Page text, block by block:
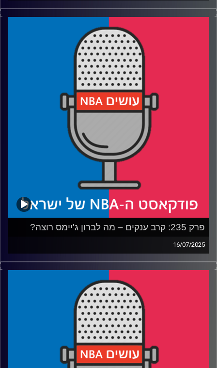
פודקאסט האן.בי.איי עם ערן סורוקה, שרון דוידוביץ', משה
דוידוביץ' ועידן לוצקי, בשיתוף קול האוניברסיטה.
רבע 3: בקליפרס בונים את בית גיל הזהב, בלייקרס מחפשים
עידן לוצקי
פרק 235: קרב ענקים – מה לברון ג'יימס רוצה?
16/07/2025
פודקאסט האן.בי.איי עם ערן סורוקה, שרון דוידוביץ', משה
דוידוביץ' ועידן לוצקי, בשיתוף קול האוניברסיטה.
רבע 1: לברון מנסה להנות משני העולמות, הלייקרס נהנים קצת
רבע 2: התרשמות ראשונה משרף ו-וולף בנטס, האנסניטי
רבע 3: הת'נדר מסודרים, הנאגטס מתרחבים והרוקטס עושים